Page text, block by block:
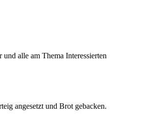
alle am Thema Interessierten
angesetzt und Brot gebacken.